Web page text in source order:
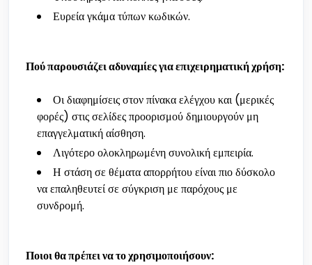
Ευρεία γκάμα τύπων κωδικών.
Πού παρουσιάζει αδυναμίες για επιχειρηματική χρήση:
Οι διαφημίσεις στον πίνακα ελέγχου και (μερικές
φορές) στις σελίδες προορισμού δημιουργούν μη
επαγγελματική αίσθηση.
Λιγότερο ολοκληρωμένη συνολική εμπειρία.
Η στάση σε θέματα απορρήτου είναι πιο δύσκολο
να επαληθευτεί σε σύγκριση με παρόχους με
συνδρομή.
Ποιοι θα πρέπει να το χρησιμοποιήσουν: